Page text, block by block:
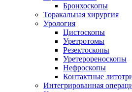
Бронхоскопы
Торакальная хирургия
Урология
Цистоскопы
Уретротомы
Резектоскопы
Уретерореноскопы
Нефроскопы
Контактные
Интегрированная